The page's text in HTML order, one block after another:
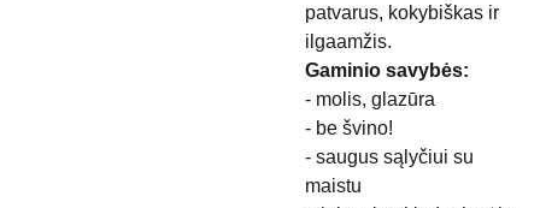
patvarus, kokybiškas ir
ilgaamžis.
Gaminio savybės:
- molis, glazūra
- be švino!
- saugus sąlyčiui su
maistu